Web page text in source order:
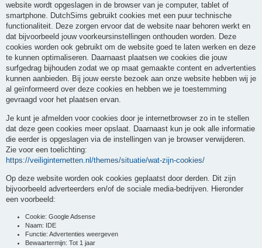
website wordt opgeslagen in de browser van je computer, tablet of
smartphone. DutchSims gebruikt cookies met een puur technische
functionaliteit. Deze zorgen ervoor dat de website naar behoren werkt en
dat bijvoorbeeld jouw voorkeursinstellingen onthouden worden. Deze
cookies worden ook gebruikt om de website goed te laten werken en deze
te kunnen optimaliseren. Daarnaast plaatsen we cookies die jouw
surfgedrag bijhouden zodat we op maat gemaakte content en advertenties
kunnen aanbieden. Bij jouw eerste bezoek aan onze website hebben wij je
al geïnformeerd over deze cookies en hebben we je toestemming
gevraagd voor het plaatsen ervan.
Je kunt je afmelden voor cookies door je internetbrowser zo in te stellen
dat deze geen cookies meer opslaat. Daarnaast kun je ook alle informatie
die eerder is opgeslagen via de instellingen van je browser verwijderen.
Zie voor een toelichting:
https://veiliginternetten.nl/themes/situatie/wat-zijn-cookies/
Op deze website worden ook cookies geplaatst door derden. Dit zijn
bijvoorbeeld adverteerders en/of de sociale media-bedrijven. Hieronder
een voorbeeld:
Cookie: Google Adsense
Naam: IDE
Functie: Advertenties weergeven
Bewaartermijn: Tot 1 jaar